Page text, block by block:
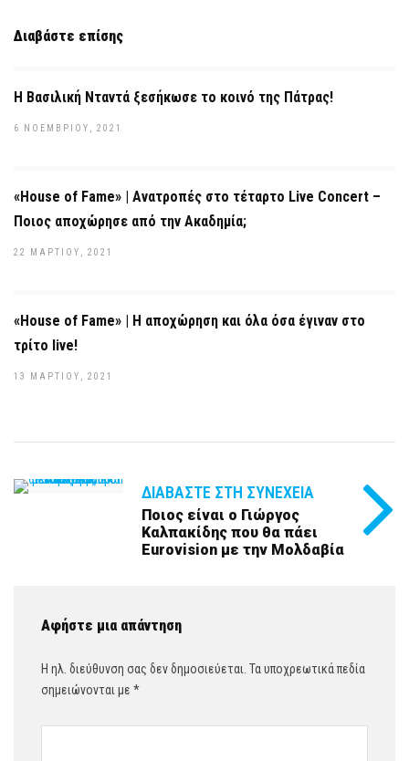
Διαβάστε επίσης
Η Βασιλική Νταντά ξεσήκωσε το κοινό της Πάτρας!
6 ΝΟΕΜΒΡΊΟΥ, 2021
«House of Fame» | Ανατροπές στο τέταρτο Live Concert –
Ποιος αποχώρησε από την Ακαδημία;
22 ΜΑΡΤΊΟΥ, 2021
«House of Fame» | Η αποχώρηση και όλα όσα έγιναν στο
τρίτο live!
13 ΜΑΡΤΊΟΥ, 2021
ΔΙΑΒΆΣΤΕ ΣΤΗ ΣΥΝΈΧΕΙΑ
Ποιος είναι ο Γιώργος
Καλπακίδης που θα πάει
Eurovision με την Μολδαβία
Αφήστε μια απάντηση
Η ηλ. διεύθυνση σας δεν δημοσιεύεται. Τα υποχρεωτικά πεδία
σημειώνονται με *